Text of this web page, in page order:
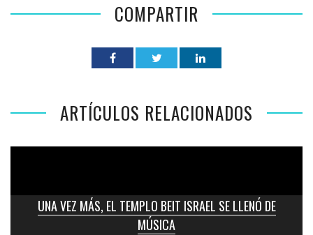
COMPARTIR
ARTÍCULOS RELACIONADOS
UNA VEZ MÁS, EL TEMPLO BEIT ISRAEL SE LLENÓ DE
MÚSICA